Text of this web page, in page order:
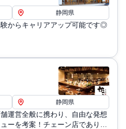
用期間は確定供出年金の積立
業時間（通常20～30時間程
間中（入社後3ヶ月間）の給与
記の給与体系が適用されま
・みなし残業手当：27,000円
265,000円 ※試用期間終了後
はなく、実残業時間に応じた支
静岡県
からキャリアアップ可能です◎
静岡県
運営全般に携わり、自由な発想
ーを考案！チェーン店でありな